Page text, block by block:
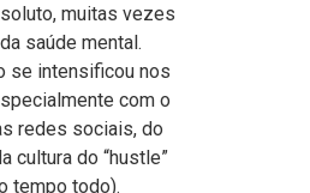
muitas vezes
saúde mental.
se intensificou nos
com o
redes sociais, do
cultura do “hustle”
tempo todo).